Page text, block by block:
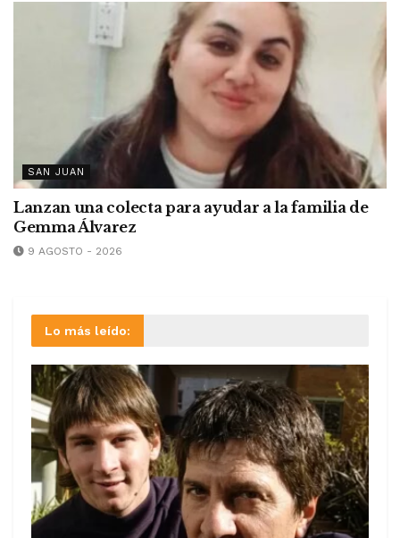
SAN JUAN
Lanzan una colecta para ayudar a la familia de
Gemma Álvarez
9 AGOSTO - 2026
Lo más leído: